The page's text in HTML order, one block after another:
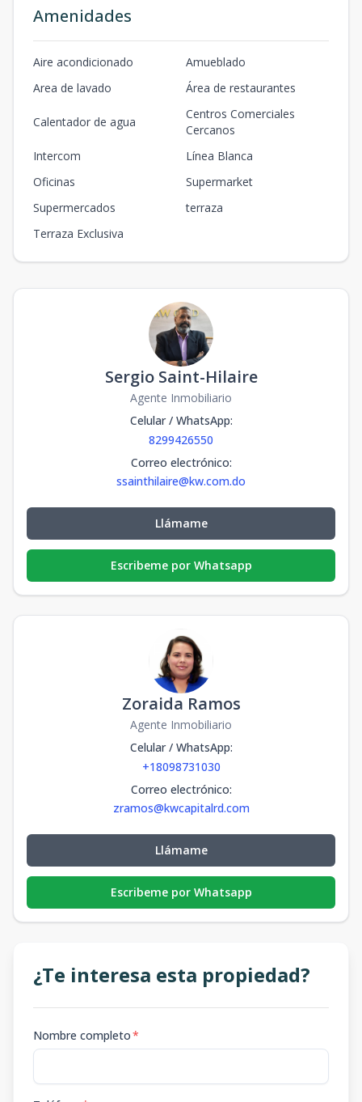
Amenidades
Aire acondicionado
Amueblado
Area de lavado
Área de restaurantes
Calentador de agua
Centros Comerciales
Cercanos
Intercom
Línea Blanca
Oficinas
Supermarket
Supermercados
terraza
Terraza Exclusiva
Sergio Saint-Hilaire
Agente Inmobiliario
Celular / WhatsApp:
8299426550
Correo electrónico:
ssainthilaire@kw.com.do
Llámame
Escribeme por Whatsapp
Zoraida Ramos
Agente Inmobiliario
Celular / WhatsApp:
+18098731030
Correo electrónico:
zramos@kwcapitalrd.com
Llámame
Escribeme por Whatsapp
¿Te interesa esta propiedad?
Nombre completo*